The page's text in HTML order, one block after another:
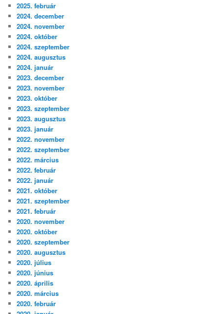
2025. február
2024. december
2024. november
2024. október
2024. szeptember
2024. augusztus
2024. január
2023. december
2023. november
2023. október
2023. szeptember
2023. augusztus
2023. január
2022. november
2022. szeptember
2022. március
2022. február
2022. január
2021. október
2021. szeptember
2021. február
2020. november
2020. október
2020. szeptember
2020. augusztus
2020. július
2020. június
2020. április
2020. március
2020. február